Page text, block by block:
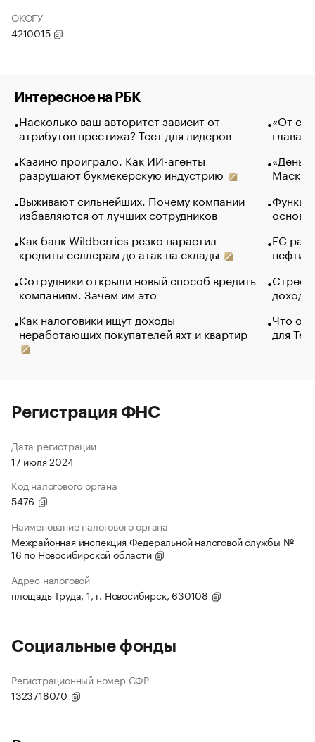
ОКОГУ
4210015
Интересное на РБК
Насколько ваш авторитет зависит от
атрибутов престижа? Тест для лидеров
Казино проиграло. Как ИИ-агенты
разрушают букмекерскую индустрию
Выживают сильнейших. Почему компании
избавляются от лучших сотрудников
Как банк Wildberries резко нарастил
кредиты селлерам до атак на склады
Сотрудники открыли новый способ вредить
компаниям. Зачем им это
Как налоговики ищут доходы
неработающих покупателей яхт и квартир
«От
глава
Маск в
основ
ЕС
нефти
Что
для
Регистрация ФНС
Дата регистрации
17 июля 2024
Код налогового органа
5476
Наименование налогового органа
Межрайонная инспекция Федеральной налоговой службы №
16 по Новосибирской области
Адрес налоговой
площадь Труда, 1, г. Новосибирск, 630108
Социальные фонды
Регистрационный номер СФР
1323718070